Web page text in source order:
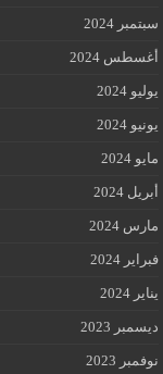
سبتمبر 2024
أغسطس 2024
يوليو 2024
يونيو 2024
مايو 2024
أبريل 2024
مارس 2024
فبراير 2024
يناير 2024
ديسمبر 2023
نوفمبر 2023